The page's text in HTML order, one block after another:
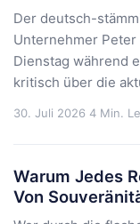
Der deutsch-
Unternehmer
Dienstag während
kritisch über die
30. Juli 2026 4 Min.
Warum Jedes
Von